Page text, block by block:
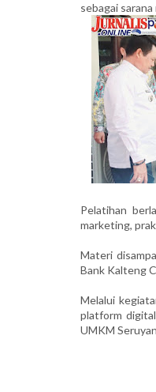
sebagai
Pelatihan
marketing,
Materi
Bank Kalteng
Melalui
platform
UMKM